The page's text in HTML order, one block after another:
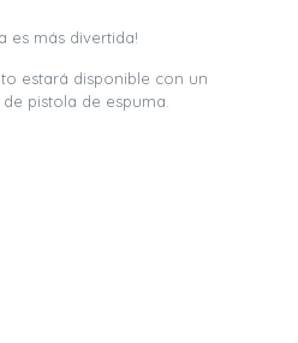
es más divertida!
estará disponible con un
pistola de espuma.